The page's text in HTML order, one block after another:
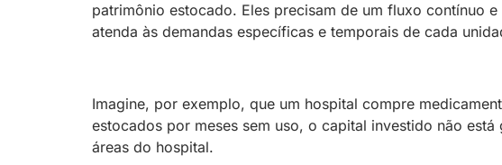
patrimônio estocado. Eles precisam de um fluxo contínuo
atenda às demandas específicas e temporais de cada
Imagine, por exemplo, que um hospital compre
estocados por meses sem uso, o capital investido não
áreas do hospital.